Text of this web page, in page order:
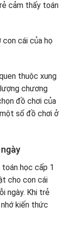
cảm thấy toán
thuộc xung
chương
đồ chơi của
số đồ chơi ở
học cấp 1
cho con cái
ngày. Khi trẻ
kiến ​​thức